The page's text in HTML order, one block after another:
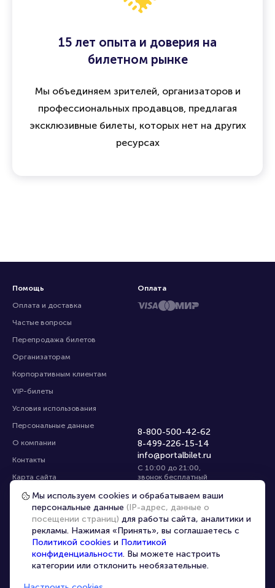
15 лет опыта и доверия на
билетном рынке
Мы объединяем зрителей, организаторов и
профессиональных продавцов, предлагая
эксклюзивные билеты, которых нет на других
ресурсах
Помощь
Оплата и доставка
Частые вопросы
Перепродажа билетов
Организаторам
Корпоративным клиентам
VIP-билеты
Условия использования
Персональные данные
О компании
Контакты
Карта сайта
Управление cookies
8-800-500-42-62
8-499-226-15-14
info@portalbilet.ru
С 10:00 до 21:00,
звонок бесплатный
Все площадки
Оплата
Главная | Ростов-на-Дону
Мы используем cookies и обрабатываем ваши
персональные данные (IP-адрес, данные о
посещении страниц) для работы сайта, аналитики и
рекламы. Нажимая «Принять», вы соглашаетесь с
Политикой cookies и Политикой
конфиденциальности. Вы можете настроить
категории или отклонить необязательные.